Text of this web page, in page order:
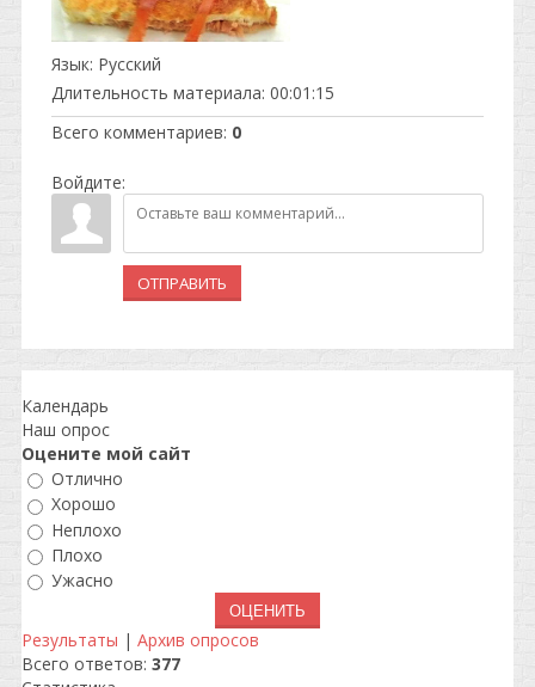
Язык: Русский
Длительность материала: 00:01:15
Всего комментариев: 0
Войдите:
ОТПРАВИТЬ
Календарь
Наш опрос
Оцените мой сайт
Отлично
Хорошо
Неплохо
Плохо
Ужасно
Результаты | Архив опросов
Всего ответов: 377